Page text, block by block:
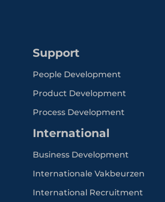
Support
People Development
Product Development
Process Development
International
Business Development
Internationale Vakbeurzen
International Recruitment